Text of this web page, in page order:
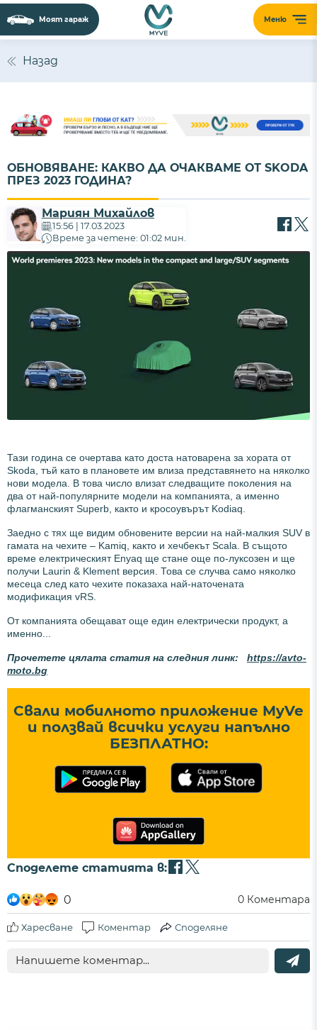
Меню
Моят гараж
Назад
ОБНОВЯВАНЕ: КАКВО ДА ОЧАКВАМЕ ОТ SKODA
ПРЕЗ 2023 ГОДИНА?
Мариян Михайлов
15:56 | 17.03.2023
Време за четене: 01:02 мин.
Тази година се очертава като доста натоварена за хората от
Skoda, тъй като в плановете им влиза представянето на няколко
нови модела. В това число влизат следващите поколения на
два от най-популярните модели на компанията, а именно
флагманският Superb, както и кросоувърът Kodiaq.
Заедно с тях ще видим обновените версии на най-малкия SUV в
гамата на чехите – Kamiq, както и хечбекът Scala. В същото
време електрическият Enyaq ще стане още по-луксозен и ще
получи Laurin & Klement версия. Това се случва само няколко
месеца след като чехите показаха най-наточената
модификация vRS.
От компанията обещават още един електрически продукт, а
именно...
Прочетете цялата статия на следния линк: https://avto-
moto.bg
Свали мобилното приложение MyVe
и ползвай всички услуги напълно
БЕЗПЛАТНО:
Споделете статията в:
0 0 Коментара
Харесване Коментар Споделяне